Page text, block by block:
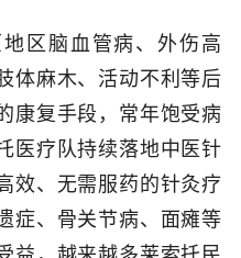
区脑血管病、外伤高
体麻木、活动不利等后
康复手段，常年饱受病
医疗队持续落地中医针
效、无需服药的针灸疗
症、骨关节病、面瘫等